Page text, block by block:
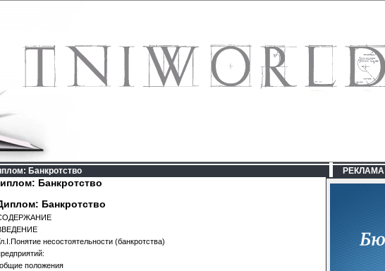
Банкротство РЕКЛАМА
Банкротство
Банкротство
несостоятельности (банкротства)
положения